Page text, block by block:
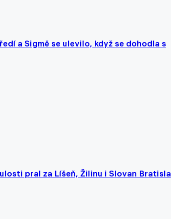
a Sigmě se ulevilo, když se dohodla s
pral za Líšeň, Žilinu i Slovan